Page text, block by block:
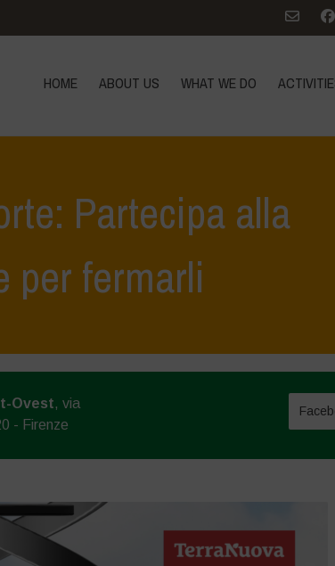
HOME ABOUT US WHAT WE DO
Partecipa alla
per fermarli
Ovest, via
- Firenze